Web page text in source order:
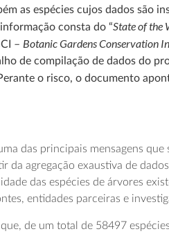
as espécies cujos dados são
consta do “State of the
– Botanic Gardens Conservation
de compilação de dados do
o risco, o documento
das principais mensagens que
da agregação exaustiva de
das espécies de árvores
entidades parceiras e
de um total de 58497